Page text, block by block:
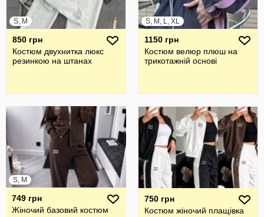
S, M
850 грн
Костюм двухнитка люкс
резинкою на штанах
S, M, L, XL
1150 грн
Костюм велюр плюш на
трикотажній основі
S, M
749 грн
Жіночий базовий костюм
750 грн
Костюм жіночий плащівка